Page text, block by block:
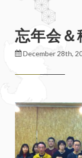
忘年会＆
December 28th,